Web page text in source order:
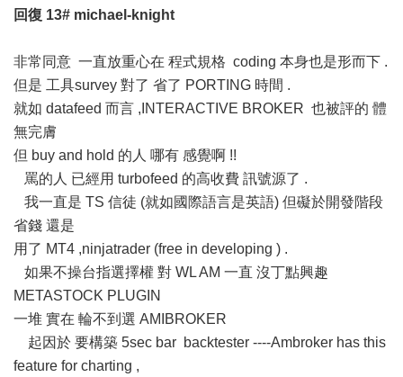
回復 13# michael-knight
非常同意 一直放重心在 程式規格 coding 本身也是形而下 .
但是 工具survey 對了 省了 PORTING 時間 .
就如 datafeed 而言 ,INTERACTIVE BROKER 也被評的 體
無完膚
但 buy and hold 的人 哪有 感覺啊 !!
罵的人 已經用 turbofeed 的高收費 訊號源了 .
我一直是 TS 信徒 (就如國際語言是英語) 但礙於開發階段
省錢 還是
用了 MT4 ,ninjatrader (free in developing ) .
如果不操台指選擇權 對 WL AM 一直 沒丁點興趣
METASTOCK PLUGIN
一堆 實在 輪不到選 AMIBROKER
起因於 要構築 5sec bar backtester ----Ambroker has this
feature for charting ,